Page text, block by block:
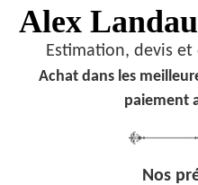
Alex
Estimation, devis
Achat dans les
paiement
Nos